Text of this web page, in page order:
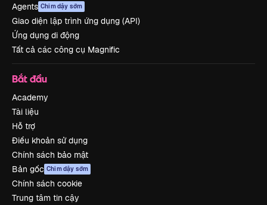
Agents Chim dậy sớm
Giao diện lập trình ứng dụng (API)
Ứng dụng di động
Tất cả các công cụ Magnific
Bắt đầu
Academy
Tài liệu
Hỗ trợ
Điều khoản sử dụng
Chính sách bảo mật
Bản gốc Chim dậy sớm
Chính sách cookie
Trung tâm tin cậy